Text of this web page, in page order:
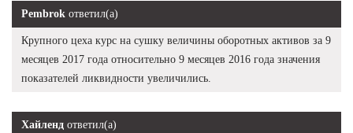
Pembrok ответил(а)
Крупного цеха курс на сушку величины оборотных активов за 9
месяцев 2017 года относительно 9 месяцев 2016 года значения
показателей ликвидности увеличились.
Хайленд ответил(а)